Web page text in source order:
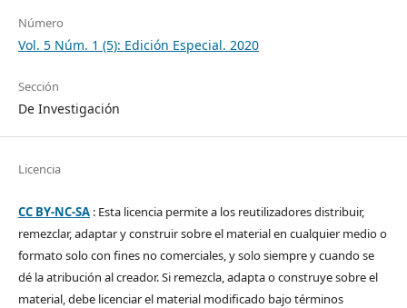
Número
Vol. 5 Núm. 1 (5): Edición Especial. 2020
Sección
De Investigación
Licencia
CC BY-NC-SA: Esta licencia permite a los reutilizadores distribuir,
remezclar, adaptar y construir sobre el material en cualquier medio o
formato solo con fines no comerciales, y solo siempre y cuando se
dé la atribución al creador. Si remezcla, adapta o construye sobre el
material, debe licenciar el material modificado bajo términos